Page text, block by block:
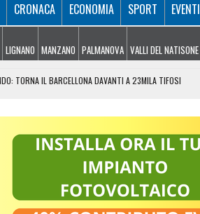
CRONACA ECONOMIA SPORT EVENTI
LIGNANO MANZANO PALMANOVA VALLI DEL NATISONE
TORNA IL BARCELLONA DAVANTI A 23MILA TIFOSI
LA PRODUZIONE A PORDENONE
PROFESSIONALE